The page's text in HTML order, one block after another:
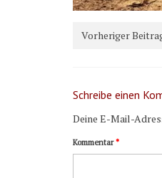
Vorheriger
Schreibe einen
Deine E-Mail-
Kommentar*